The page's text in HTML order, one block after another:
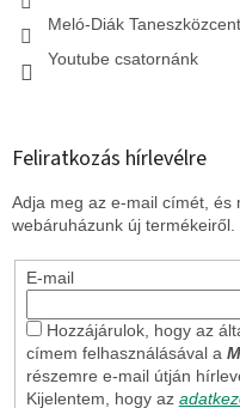
Meló-Diák
Youtube csatornánk
Feliratkozás hírlevélre
Adja meg az e-mail címét, és
webáruházunk új termékeiről.
E-mail
Hozzájárulok, hogy az
címem felhasználásával a
részemre e-mail útján
Kijelentem, hogy az